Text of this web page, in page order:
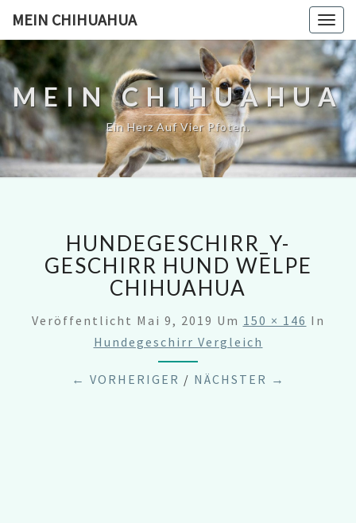
MEIN CHIHUAHUA
MEIN CHIHUAHUA
Ein Herz Auf Vier Pfoten.
HUNDEGESCHIRR_Y-
GESCHIRR HUND WELPE
CHIHUAHUA
Veröffentlicht Mai 9, 2019 Um 150 × 146 In
Hundegeschirr Vergleich
← VORHERIGER / NÄCHSTER →